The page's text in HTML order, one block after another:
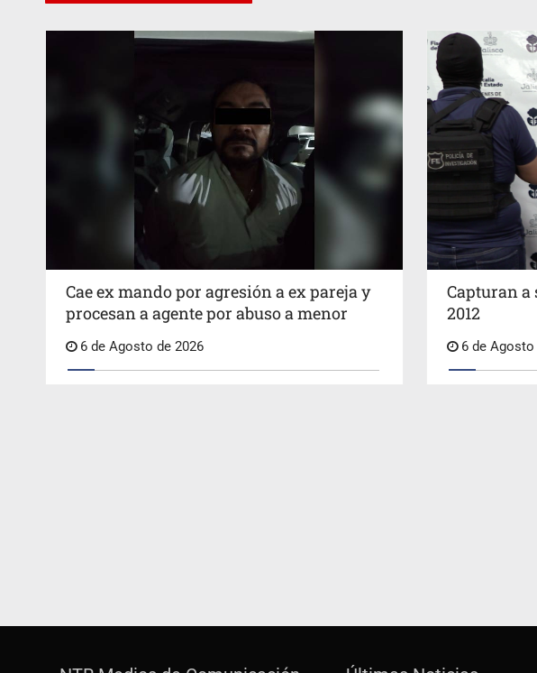
Cae ex mando por agresión a ex pareja y
procesan a agente por abuso a menor
6 de Agosto de 2026
Capturan a
2012
6 de Agosto